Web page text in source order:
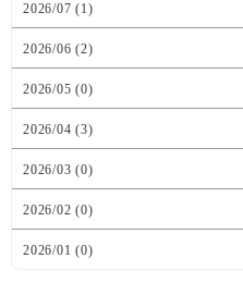
2026/07 (1)
2026/06 (2)
2026/05 (0)
2026/04 (3)
2026/03 (0)
2026/02 (0)
2026/01 (0)